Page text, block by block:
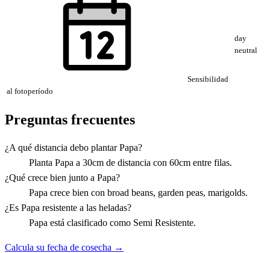
Sensibilidad
al fotoperíodo
day
neutral
Preguntas frecuentes
¿A qué distancia debo plantar Papa?
Planta Papa a 30cm de distancia con 60cm entre filas.
¿Qué crece bien junto a Papa?
Papa crece bien con broad beans, garden peas, marigolds.
¿Es Papa resistente a las heladas?
Papa está clasificado como Semi Resistente.
Calcula su fecha de cosecha →